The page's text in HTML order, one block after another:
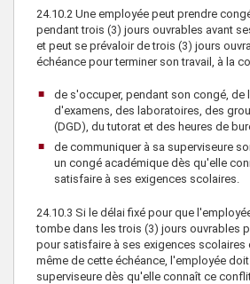
24.10.2 Une employée peut prendre
pendant trois (3) jours ouvrables avant
et peut se prévaloir de trois (3) jours
échéance pour terminer son travail, à la
de s'occuper, pendant son congé, de
d'examens, des laboratoires, des
(DGD), du tutorat et des heures de
de communiquer à sa superviseure
un congé académique dès qu'elle
satisfaire à ses exigences scolaires.
24.10.3 Si le délai fixé pour que
tombe dans les trois (3) jours ouvrables
pour satisfaire à ses exigences scolaires
même de cette échéance, l'employée doit
superviseure dès qu'elle connaît ce